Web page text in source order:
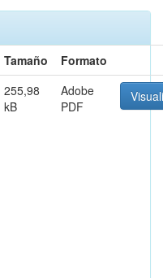
Tamaño
Formato
255,98
kB
Adobe
PDF